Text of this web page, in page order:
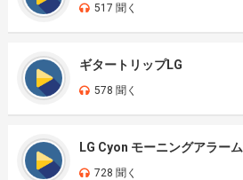
517 聞く
ギタートリップLG
578 聞く
LG Cyon モーニングアラーム
728 聞く